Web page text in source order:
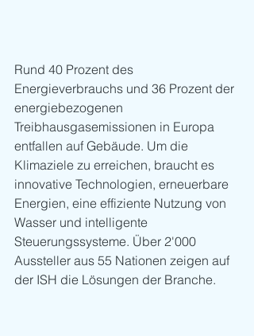
Rund 40 Prozent des
Energieverbrauchs und 36 Prozent der
energiebezogenen
Treibhausgasemissionen in Europa
entfallen auf Gebäude. Um die
Klimaziele zu erreichen, braucht es
innovative Technologien, erneuerbare
Energien, eine effiziente Nutzung von
Wasser und intelligente
Steuerungssysteme. Über 2'000
Aussteller aus 55 Nationen zeigen auf
der ISH die Lösungen der Branche.